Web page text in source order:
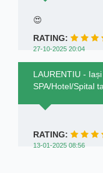
😍
RATING:
27-10-2025 20:04
LAURENTIU -
SPA/Hotel/Spital
RATING:
13-01-2025 08:56